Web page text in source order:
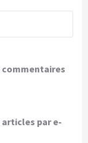
commentaires
par e-